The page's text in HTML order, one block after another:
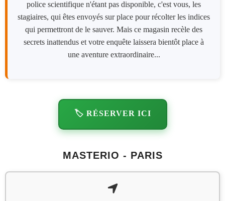
police scientifique n'étant pas disponible, c'est vous, les
stagiaires, qui êtes envoyés sur place pour récolter les indices
qui permettront de le sauver. Mais ce magasin recèle des
secrets inattendus et votre enquête laissera bientôt place à
une aventure extraordinaire...
🏷️ RÉSERVER ICI
MASTERIO - PARIS